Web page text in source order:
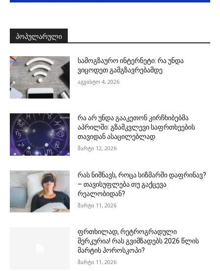
ᲞᲝᲞᲣᲚᲐᲠᲣᲚᲘ
სამოგზაურო ინტერნეტი: რა უნდა
ვიცოდეთ გამგზავრებამდე
აგვისტო 4, 2026
რა არ უნდა გააკეთონ კირჩხიბებმა
აპრილში: გზამკვლევი საფრთხეების
თავიდან ასაცილებლად
მარტი 12, 2026
რას ნიშნავს, როცა სიზმარში დაფრინავ?
– თავისუფლება თუ გაქცევა
რეალობიდან?
მარტი 11, 2026
ფრთხილად, რეტროგრადული
მერკურია! რას გვიმზადებს 2026 წლის
მარტის ჰოროსკოპი?
მარტი 11, 2026